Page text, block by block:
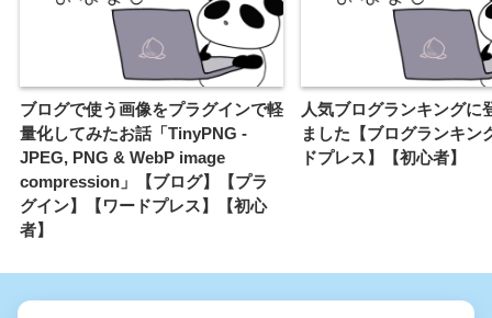
ブログで使う画像をプラグインで軽
量化してみたお話「TinyPNG -
JPEG, PNG & WebP image
compression」【ブログ】【プラ
グイン】【ワードプレス】【初心
者】
人気ブログランキングに
ました【ブログランキン
ドプレス】【初心者】